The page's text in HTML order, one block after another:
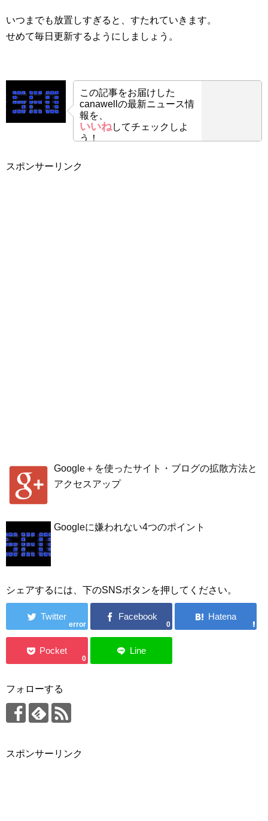
いつまでも放置しすぎると、すたれていきます。
せめて毎日更新するようにしましょう。
この記事をお届けした
canawellの最新ニュース情
報を、
いいねしてチェックしよ
う！
スポンサーリンク
Google＋を使ったサイト・ブログの拡散方法と
アクセスアップ
Googleに嫌われない4つのポイント
シェアするには、下のSNSボタンを押してください。
error 0
0
フォローする
スポンサーリンク